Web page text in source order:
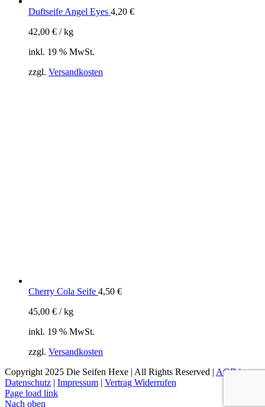
Duftseife Angel Eyes 4,20 €
42,00 € /kg
inkl. 19 % MwSt.
zzgl. Versandkosten
Cherry Cola Seife 4,50 €
45,00 € /kg
inkl. 19 % MwSt.
zzgl. Versandkosten
Copyright 2025 Die Seifen Hexe | All Rights Reserved | AGB|
Datenschutz | Impressum | Vertrag Widerrufen
Page load link
Nach oben